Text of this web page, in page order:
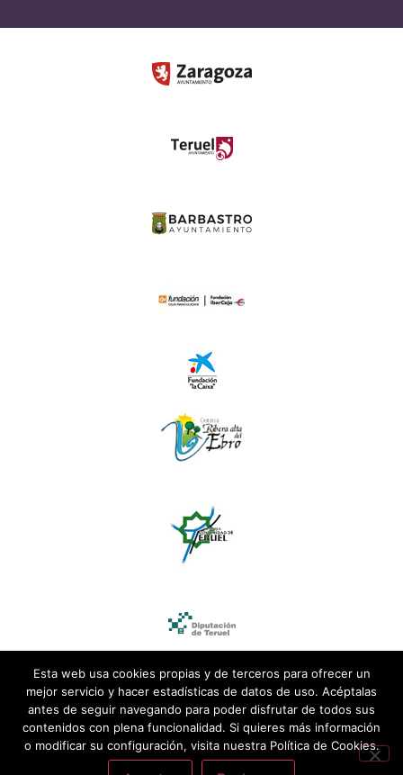
Esta web usa cookies propias y de terceros para ofrecer un
mejor servicio y hacer estadísticas de datos de uso. Acéptalas
antes de seguir navegando para poder disfrutar de todos sus
contenidos con plena funcionalidad. Si quieres más información
o modificar su configuración, visita nuestra Política de Cookies.